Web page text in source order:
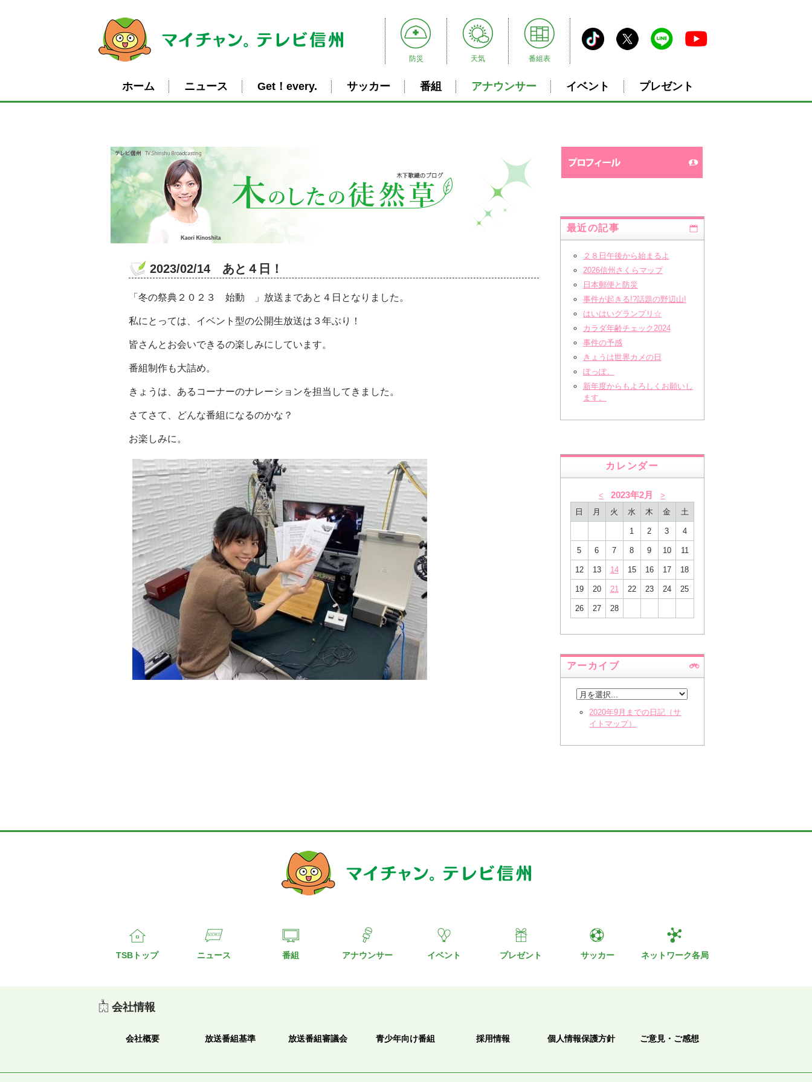
防災 天気 番組表
ホーム ニュース Get！every. サッカー 番組 アナウンサー イベント プレゼント
2023/02/14 あと４日！
「冬の祭典２０２３ 始動 」放送まであと４日となりました。
私にとっては、イベント型の公開生放送は３年ぶり！
皆さんとお会いできるの楽しみにしています。
番組制作も大詰め。
きょうは、あるコーナーのナレーションを担当してきました。
さてさて、どんな番組になるのかな？
お楽しみに。
最近の記事
２８日午後から始まるよ
2026信州さくらマップ
日本郵便と防災
事件が起きる!?話題の野辺山!
はいはいグランプリ☆
カラダ年齢チェック2024
事件の予感
きょうは世界カメの日
ぽっぽ。
新年度からもよろしくお願いし
ます。
カレンダー
< 2023年2月
>
日
月 火 水 木 金 土
1 2 3 4
5 6 7 8 9 10 11
12 13 14 15 16 17 18
19 20 21 22 23 24 25
26 27 28
アーカイブ
2020年9月までの日記（サ
イトマップ）
TSBトップ ニュース 番組 アナウンサー イベント プレゼント サッカー ネットワーク各局
会社情報
会社概要 放送番組基準 放送番組審議会 青少年向け番組 採用情報 個人情報保護方針 ご意見・ご感想